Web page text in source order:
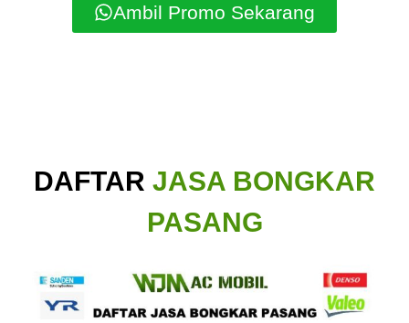
Ambil Promo Sekarang
DAFTAR JASA BONGKAR
PASANG